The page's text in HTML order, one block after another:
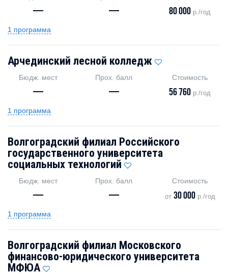
— — 80 000 р./год
1 программа
Арчединский лесной колледж
Бюдж. мест
—
Прох. балл
—
Стоимость
56 760 р./год
1 программа
Волгоградский филиал Российского
государственного университета
социальных технологий
Бюдж. мест
—
Прох. балл
—
Стоимость
от 30 000р./год
1 программа
Волгоградский филиал Московского
финансово-юридического университета
МФЮА